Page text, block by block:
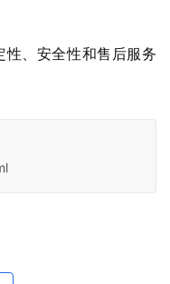
性、安全性和售后服务